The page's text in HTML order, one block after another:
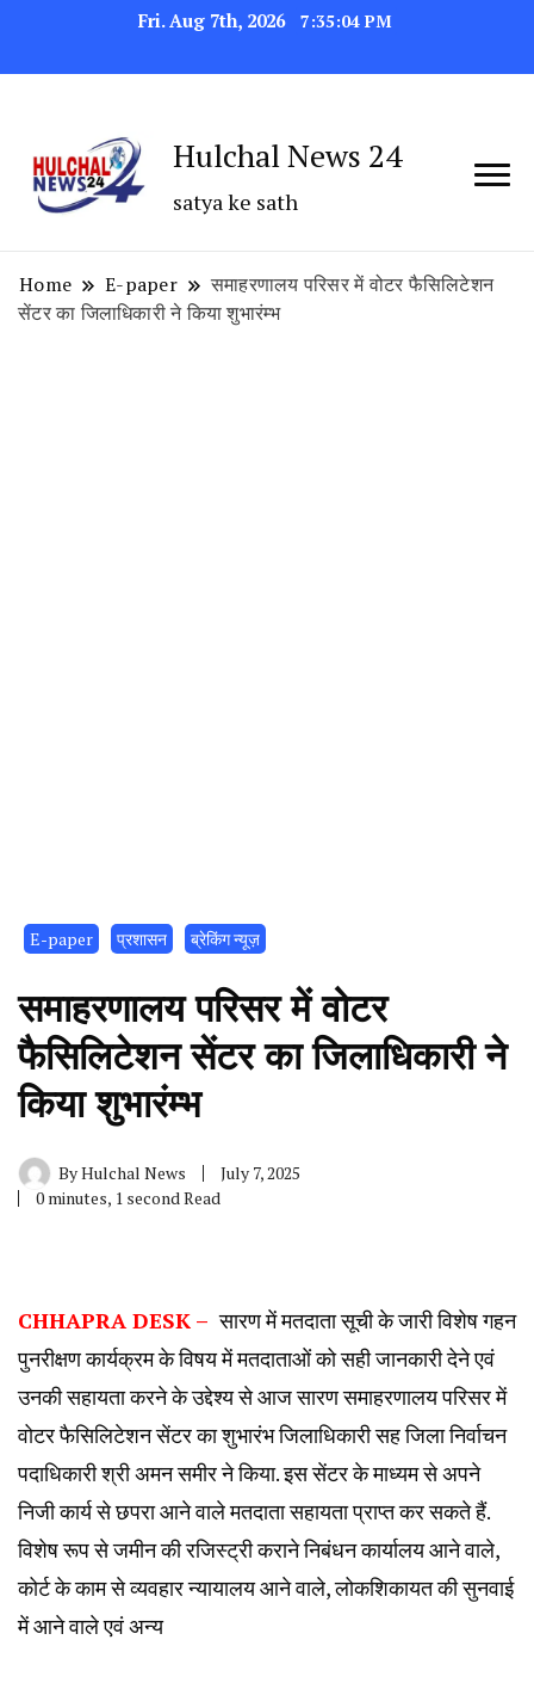
Fri. Aug 7th, 2026 7:35:04 PM
Hulchal News 24
satya ke sath
Home E-paper
समाहरणालय परिसर में वोटर फैसिलिटेशन
सेंटर का जिलाधिकारी ने किया शुभारंम्भ
E-paper प्रशासन ब्रेकिंग न्यूज़
समाहरणालय परिसर में वोटर
फैसिलिटेशन सेंटर का जिलाधिकारी ने
किया शुभारंम्भ
ByHulchal News
July 7, 2025
0 minutes, 1 second Read
CHHAPRA DESK –सारण में मतदाता सूची के जारी विशेष गहन
पुनरीक्षण कार्यक्रम के विषय में मतदाताओं को सही जानकारी देने एवं
उनकी सहायता करने के उद्देश्य से आज सारण समाहरणालय परिसर में
वोटर फैसिलिटेशन सेंटर का शुभारंभ जिलाधिकारी सह जिला निर्वाचन
पदाधिकारी श्री अमन समीर ने किया. इस सेंटर के माध्यम से अपने
निजी कार्य से छपरा आने वाले मतदाता सहायता प्राप्त कर सकते हैं.
विशेष रूप से जमीन की रजिस्ट्री कराने निबंधन कार्यालय आने वाले,
कोर्ट के काम से व्यवहार न्यायालय आने वाले, लोकशिकायत की सुनवाई
में आने वाले एवं अन्य